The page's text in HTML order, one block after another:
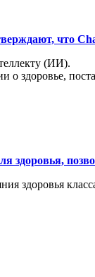
что
(ИИ).
здоровья,
здоровья